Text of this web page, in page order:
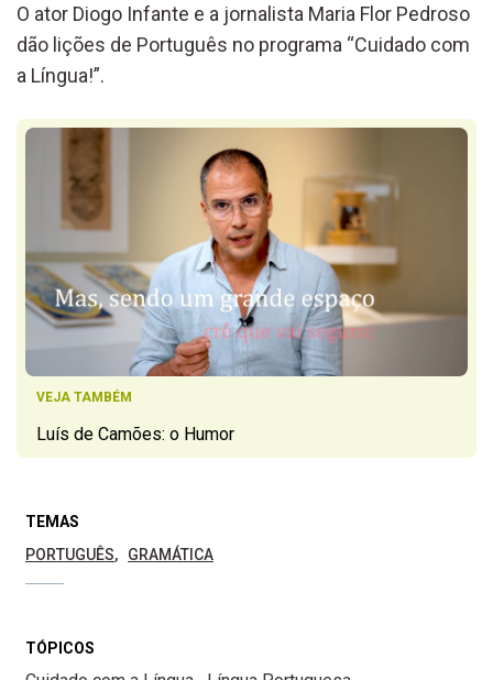
O ator Diogo Infante e a jornalista Maria Flor Pedroso
dão lições de Português no programa “Cuidado com
a Língua!”.
VEJA TAMBÉM
Luís de Camões: o Humor
TEMAS
PORTUGUÊS
GRAMÁTICA
TÓPICOS